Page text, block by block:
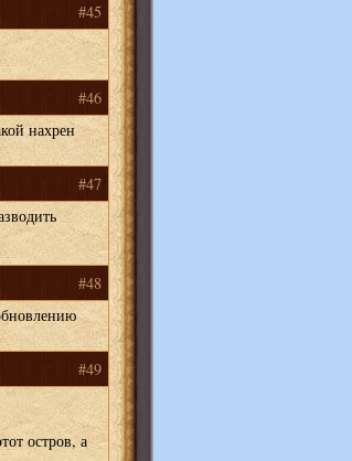
#45
#46
нахрен
#47
#48
#49
остров, а